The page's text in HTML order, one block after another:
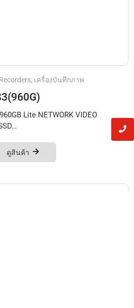
, เครื่องบันทึกภาพ
Lite NETWORK VIDEO
ดูสินค้า